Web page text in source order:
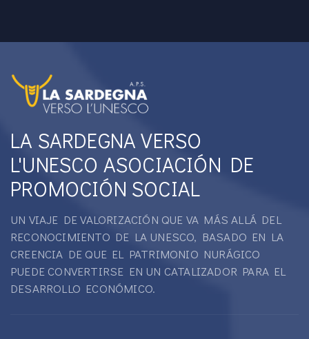
LA SARDEGNA VERSO
L'UNESCO ASOCIACIÓN DE
PROMOCIÓN SOCIAL
UN VIAJE DE VALORIZACIÓN QUE VA MÁS ALLÁ DEL
RECONOCIMIENTO DE LA UNESCO, BASADO EN LA
CREENCIA DE QUE EL PATRIMONIO NURÁGICO
PUEDE CONVERTIRSE EN UN CATALIZADOR PARA EL
DESARROLLO ECONÓMICO.